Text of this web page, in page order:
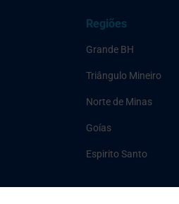
Regiões
Grande BH
Triângulo Mineiro
Norte de Minas
Goías
Espirito Santo